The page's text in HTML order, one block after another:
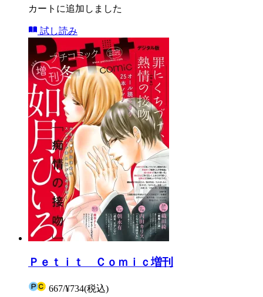
カートに追加しました
試し読み
Ｐｅｔｉｔ Ｃｏｍｉｃ増刊
667/¥734(税込)